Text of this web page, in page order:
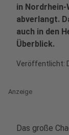
in Nordrhein-
abverlangt.
auch in den
Überblick.
Veröffentlicht:
Anzeige
Das große